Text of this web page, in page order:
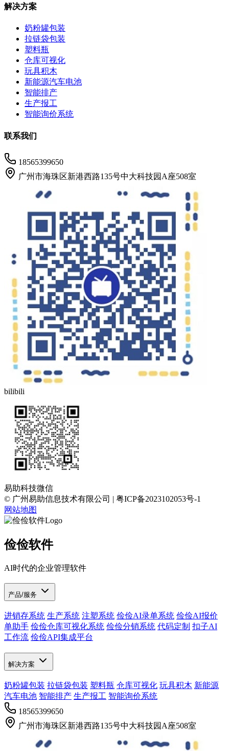
解决方案
奶粉罐包装
拉链袋包装
塑料瓶
仓库可视化
玩具积木
新能源汽车电池
智能排产
生产报工
智能询价系统
联系我们
18565399650
广州市海珠区新港西路135号中大科技园A座508室
bilibili
易助科技微信
© 广州易助信息技术有限公司 | 粤ICP备2023102053号-1
网站地图
俭俭软件
AI时代的企业管理软件
产品/服务
进销存系统 生产系统 注塑系统 俭俭AI录单系统 俭俭AI报价
单助手 俭俭仓库可视化系统 俭俭分销系统 代码定制 扣子AI
工作流 俭俭API集成平台
解决方案
奶粉罐包装 拉链袋包装 塑料瓶 仓库可视化 玩具积木 新能源
汽车电池 智能排产 生产报工 智能询价系统
18565399650
广州市海珠区新港西路135号中大科技园A座508室